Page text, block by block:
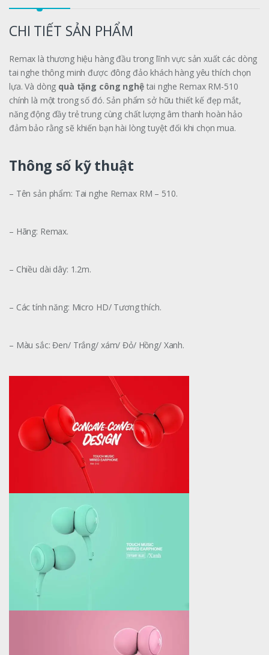
CHI TIẾT SẢN PHẨM
Remax là thương hiệu hàng đầu trong lĩnh vực sản xuất các dòng
tai nghe thông minh được đông đảo khách hàng yêu thích chọn
lựa. Và dòng quà tặng công nghệtai nghe Remax RM-510
chính là một trong số đó. Sản phẩm sở hữu thiết kế đẹp mắt,
năng động đầy trẻ trung cùng chất lượng âm thanh hoàn hảo
đảm bảo rằng sẽ khiến bạn hài lòng tuyệt đối khi chọn mua.
Thông số kỹ thuật
– Tên sản phẩm: Tai nghe Remax RM – 510.
– Hãng: Remax.
– Chiều dài dây: 1.2m.
– Các tính năng: Micro HD/ Tương thích.
– Màu sắc: Đen/ Trắng/ xám/ Đỏ/ Hồng/ Xanh.